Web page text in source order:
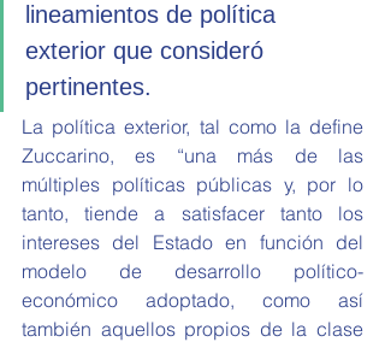
lineamientos de política
exterior que consideró
pertinentes.
La política exterior, tal como la define
Zuccarino, es “una más de las
múltiples políticas públicas y, por lo
tanto, tiende a satisfacer tanto los
intereses del Estado en función del
modelo de desarrollo político-
económico adoptado, como así
también aquellos propios de la clase